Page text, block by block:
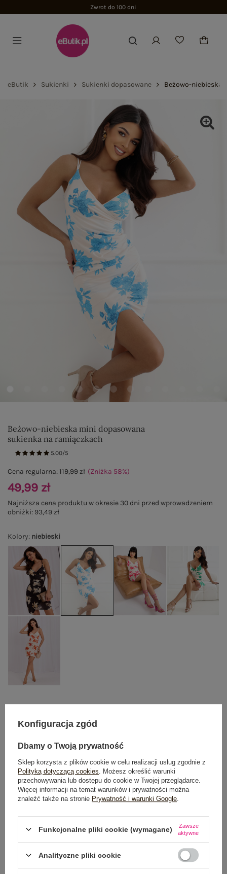
Zwrot do 100 dni
eButik Sukienki Sukienki dopasowane Beżowo-niebieska
Beżowo-niebieska mini dopasowana
sukienka na ramiączkach
5.00/5
Kolory: niebieski
Cena regularna:119,99 zł (Zniżka 58%)
49,99 zł
Najniższa cena produktu w okresie 30 dni przed wprowadzeniem
obniżki: 93,49 zł
DODAJ DO KOSZYKA
Możesz kupić także poprzez:
Dostawaod 7,99 zł
Wysyłkajutro
Konfiguracja zgód
Dbamy o Twoją prywatność
Sklep korzysta z plików cookie w celu realizacji usług zgodnie z
Polityką dotyczącą cookies . Możesz określić warunki
przechowywania lub dostępu do cookie w Twojej przeglądarce.
Więcej informacji na temat warunków i prywatności można
znaleźć także na stronie Prywatność i warunki Google
Funkcjonalne pliki cookie (wymagane)
Zawsze
aktywne
Analityczne pliki cookie